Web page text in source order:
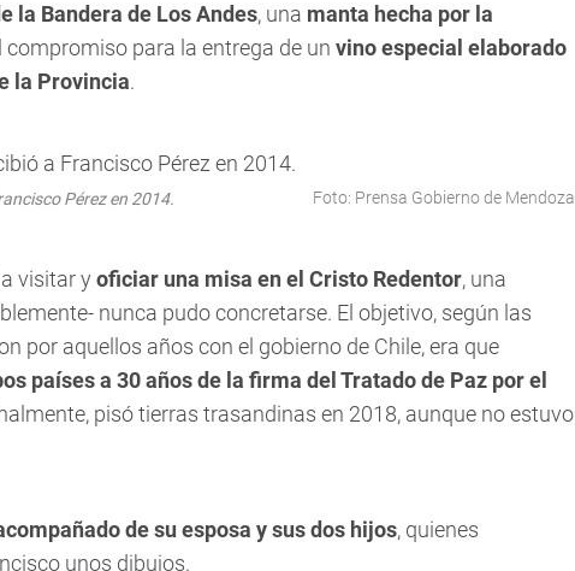
la Bandera de Los Andes, una manta hecha por la
compromiso para la entrega de un vino especial elaborado
la Provincia.
Pérez en 2014. Foto: Prensa Gobierno de Mendoza
visitar y oficiar una misa en el Cristo Redentor, una
nunca pudo concretarse. El objetivo, según las
por aquellos años con el gobierno de Chile, era que
países a 30 años de la firma del Tratado de Paz por el
pisó tierras trasandinas en 2018, aunque no estuvo
de su esposa y sus dos hijos, quienes
unos dibujos.